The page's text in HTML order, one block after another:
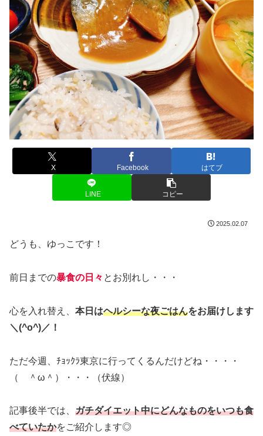
X Facebook はてブ
LINE コピー
2025.02.07
どうも、ゆっこです！
前日までの暴食の日々 とお別れし・・・
心を入れ替え、 本日はヘルシーな夜ごはんをお届けします
＼(^o^)／！
ただ今週、ﾁｮｯｸﾗ東京に行ってくるんだけどね・・・・
（ ＾ω＾）・・・（伏線）
記事後半では、 ガチダイエット中にどんなものをいつも食
べていたかをご紹介します◎